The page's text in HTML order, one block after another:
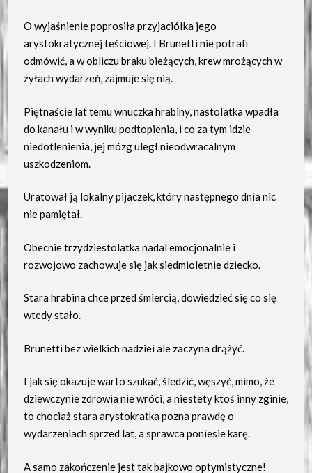
O wyjaśnienie poprosiła przyjaciółka jego
arystokratycznej teściowej. I Brunetti nie potrafi
odmówić, a w obliczu braku bieżących, krew mrożących w
żyłach wydarzeń, zajmuje się nią.
Piętnaście lat temu wnuczka hrabiny, nastolatka wpadła
do kanału i w wyniku podtopienia, i co za tym idzie
niedotlenienia, jej mózg uległ nieodwracalnym
uszkodzeniom.
Uratował ją lokalny pijaczek, który następnego dnia nic
nie pamiętał.
Obecnie trzydziestolatka nadal emocjonalnie i
rozwojowo zachowuje się jak siedmioletnie dziecko.
Stara hrabina chce przed śmiercią, dowiedzieć się co się
wtedy stało.
Brunetti bez wielkich nadziei ale zaczyna drążyć.
I jak się okazuje warto szukać, śledzić, węszyć, mimo, że
dziewczynie zdrowia nie wróci, a niestety ktoś inny zginie,
to chociaż stara arystokratka pozna prawdę o
wydarzeniach sprzed lat, a sprawca poniesie karę.
A samo zakończenie jest tak bajkowo optymistyczne!